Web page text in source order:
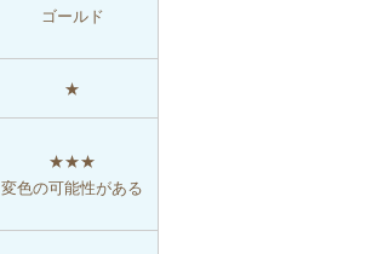
ゴールド
★
★★★
変色の可能性がある